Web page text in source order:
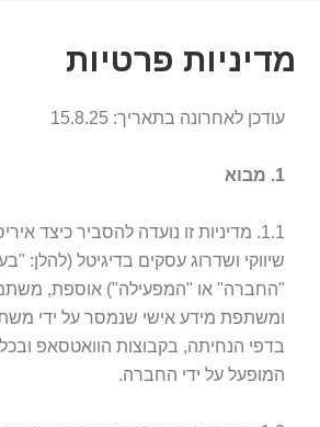
מדיניות פרטיות
עודכן לאחרונה בתאריך: 15.8.25
1. מבוא
1.1. מדיניות זו נועדה להסביר כיצד
שיווקי ושדרוג עסקים בדיגיטל (להלן:
"החברה" או "המפעילה") אוספת,
ומשתפת מידע אישי שנמסר על ידי
בדפי הנחיתה, בקבוצות הוואטסאפ
המופעל על ידי החברה.